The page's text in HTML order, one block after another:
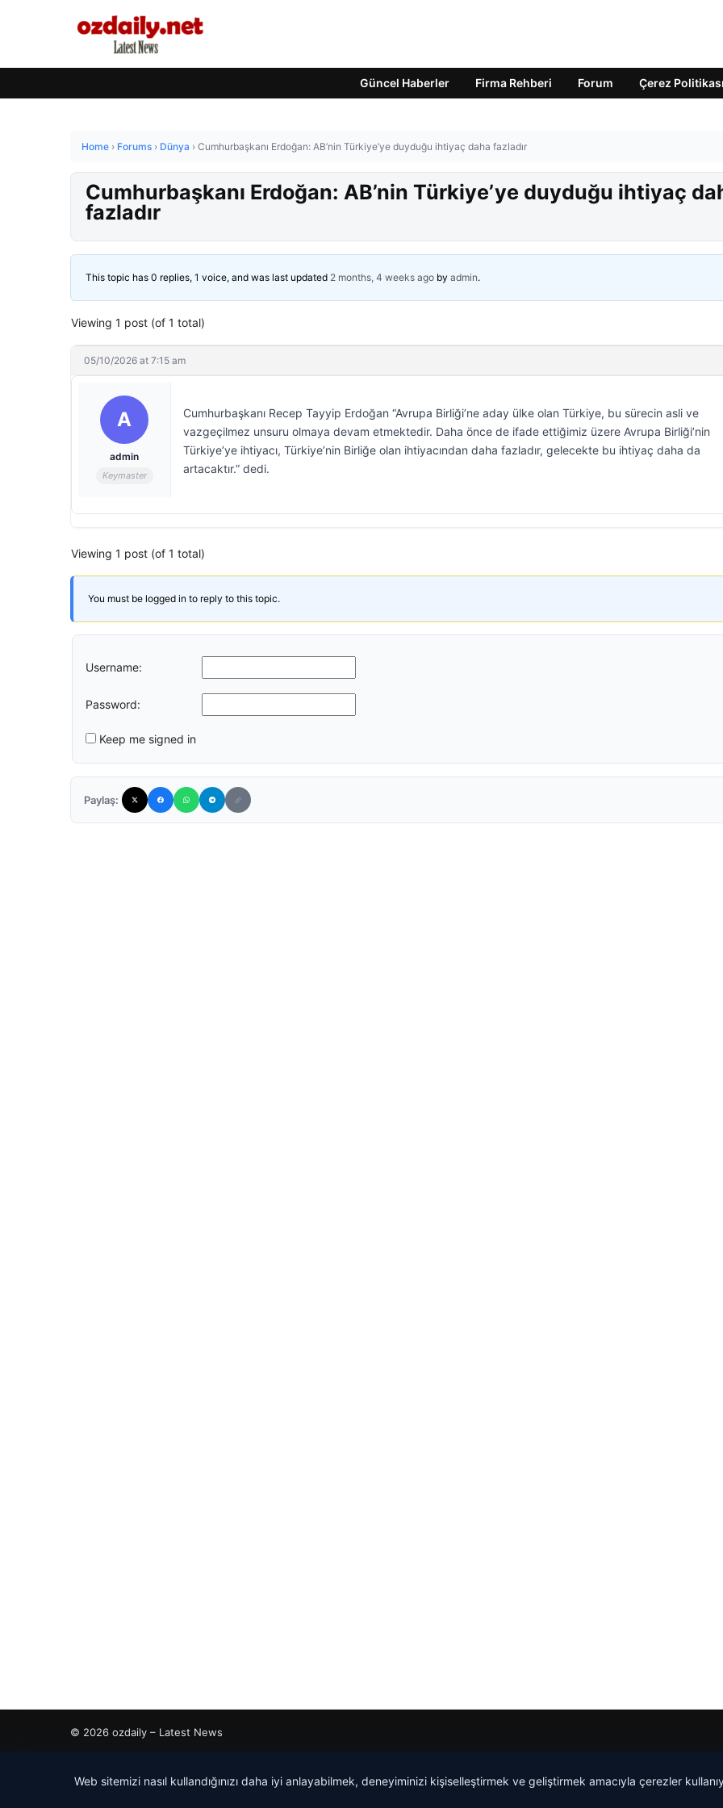
Güncel Haberler Firma Rehberi Forum Çerez Politikası
Home › Forums › Dünya › Cumhurbaşkanı Erdoğan: AB’nin Türkiye’ye duyduğu ihtiyaç daha fazladır
Cumhurbaşkanı Erdoğan: AB’nin Türkiye’ye duyduğu ihtiyaç
fazladır
This topic has 0 replies, 1 voice, and was last updated 2 months, 4 weeks ago by admin.
Viewing 1 post (of 1 total)
05/10/2026 at 7:15 am
A
admin
Keymaster
Cumhurbaşkanı Recep Tayyip Erdoğan “Avrupa Birliği’ne aday ülke olan Türkiye, bu sürecin asli ve
vazgeçilmez unsuru olmaya devam etmektedir. Daha önce de ifade ettiğimiz üzere Avrupa Birliği’nin
Türkiye’ye ihtiyacı, Türkiye’nin Birliğe olan ihtiyacından daha fazladır, gelecekte bu ihtiyaç daha da
artacaktır.” dedi.
Viewing 1 post (of 1 total)
You must be logged in to reply to this topic.
Username:
Password:
Keep me signed in
Paylaş:
© 2026 ozdaily – Latest News
Web sitemizi nasıl kullandığınızı daha iyi anlayabilmek, deneyiminizi kişiselleştirmek ve geliştirmek amacıyla çerezler